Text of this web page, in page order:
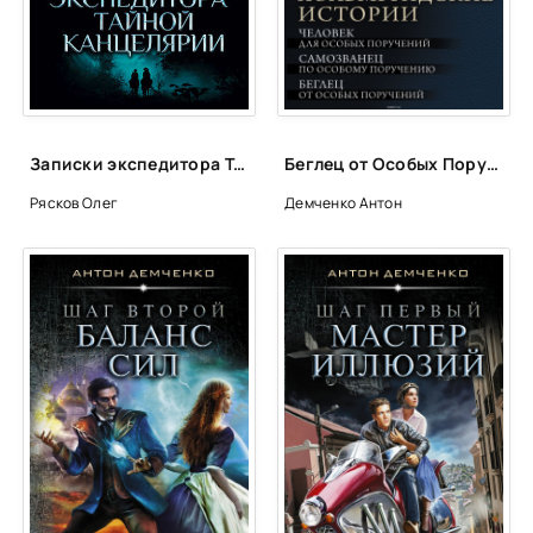
00024-
00029-
00030-
Записки экспедитора Тайной канцелярии - Олег Рясков
Рясков Олег
Беглец от Особых Поручений - Антон Демченко
Демченко Антон